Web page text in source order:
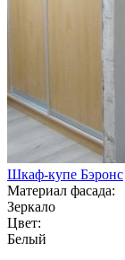
Шкаф-купе Бэронс
Материал фасада:
Зеркало
Цвет:
Белый